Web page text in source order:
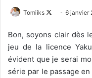
Tomiiks
Follow
X
6 janvier
Bon, soyons clair dès
jeu de la licence
évident que je serai
série par le passage